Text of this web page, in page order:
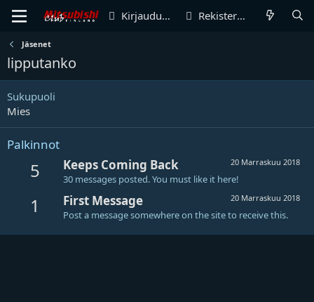
Kirjaudu sisään Rekisteröidy
Jäsenet
lipputanko
Sukupuoli
Mies
Palkinnot
5 20 Marraskuu 2018
Keeps Coming Back
30 messages posted. You must like it here!
1 20 Marraskuu 2018
First Message
Post a message somewhere on the site to receive this.